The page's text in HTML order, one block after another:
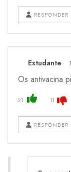
RESPONDER
Estudante
Os antivacina
21 11
RESPONDER